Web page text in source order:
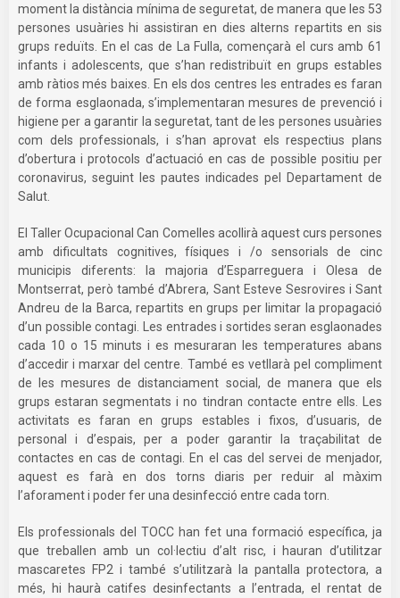
moment la distància mínima de seguretat, de manera que les 53
persones usuàries hi assistiran en dies alterns repartits en sis
grups reduïts. En el cas de La Fulla, començarà el curs amb 61
infants i adolescents, que s’han redistribuït en grups estables
amb ràtios més baixes. En els dos centres les entrades es faran
de forma esglaonada, s’implementaran mesures de prevenció i
higiene per a garantir la seguretat, tant de les persones usuàries
com dels professionals, i s’han aprovat els respectius plans
d’obertura i protocols d’actuació en cas de possible positiu per
coronavirus, seguint les pautes indicades pel Departament de
Salut.
El Taller Ocupacional Can Comelles acollirà aquest curs persones
amb dificultats cognitives, físiques i /o sensorials de cinc
municipis diferents: la majoria d’Esparreguera i Olesa de
Montserrat, però també d’Abrera, Sant Esteve Sesrovires i Sant
Andreu de la Barca, repartits en grups per limitar la propagació
d’un possible contagi. Les entrades i sortides seran esglaonades
cada 10 o 15 minuts i es mesuraran les temperatures abans
d’accedir i marxar del centre. També es vetllarà pel compliment
de les mesures de distanciament social, de manera que els
grups estaran segmentats i no tindran contacte entre ells. Les
activitats es faran en grups estables i fixos, d’usuaris, de
personal i d’espais, per a poder garantir la traçabilitat de
contactes en cas de contagi. En el cas del servei de menjador,
aquest es farà en dos torns diaris per reduir al màxim
l’aforament i poder fer una desinfecció entre cada torn.
Els professionals del TOCC han fet una formació específica, ja
que treballen amb un col·lectiu d’alt risc, i hauran d’utilitzar
mascaretes FP2 i també s’utilitzarà la pantalla protectora, a
més, hi haurà catifes desinfectants a l’entrada, el rentat de